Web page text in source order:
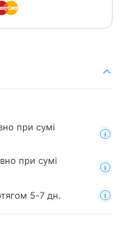
при сумі
при сумі
5-7 дн.